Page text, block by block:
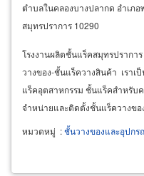
ตำบลในคลองบางปลากด อำเภอ
สมุทรปราการ 10290
โรงงานผลิตชั้นแร็คสมุทรปรากา
วางของ-ชั้นแร็ควางสินค้า เราเ
แร็คอุตสาหกรรม ชั้นแร็คสำหรับ
จำหน่ายและติดตั้งชั้นแร็ควางขอ
สต๊อกสินค้าสำหรับโกดัง คลังสินค้
ค้าโลจิสติกส์ทั่วประเทศ จำหน่า
หมวดหมู่ :ชั้นวางของและอุปก